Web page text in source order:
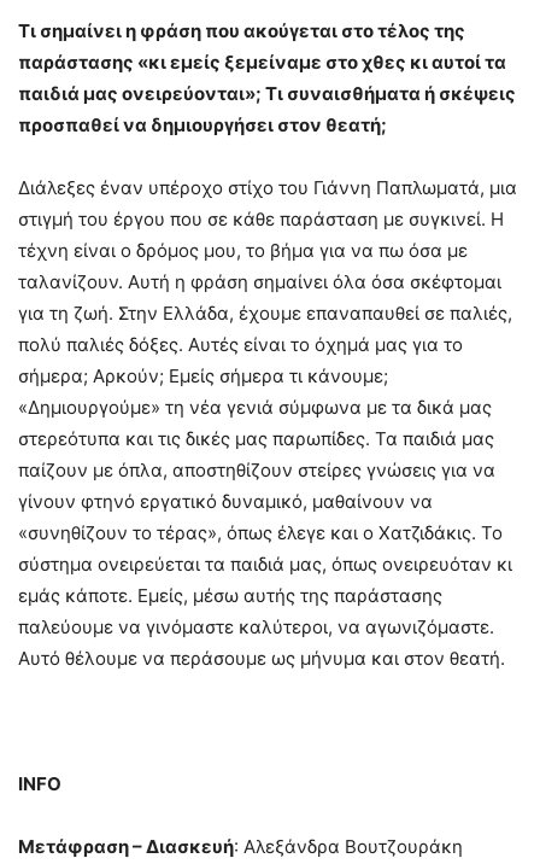
Τι σημαίνει η φράση που ακούγεται στο τέλος της
παράστασης «κι εμείς ξεμείναμε στο χθες κι αυτοί τα
παιδιά μας ονειρεύονται»; Τι συναισθήματα ή σκέψεις
προσπαθεί να δημιουργήσει στον θεατή;
Διάλεξες έναν υπέροχο στίχο του Γιάννη Παπλωματά, μια
στιγμή του έργου που σε κάθε παράσταση με συγκινεί. Η
τέχνη είναι ο δρόμος μου, το βήμα για να πω όσα με
ταλανίζουν. Αυτή η φράση σημαίνει όλα όσα σκέφτομαι
για τη ζωή. Στην Ελλάδα, έχουμε επαναπαυθεί σε παλιές,
πολύ παλιές δόξες. Αυτές είναι το όχημά μας για το
σήμερα; Αρκούν; Εμείς σήμερα τι κάνουμε;
«Δημιουργούμε» τη νέα γενιά σύμφωνα με τα δικά μας
στερεότυπα και τις δικές μας παρωπίδες. Τα παιδιά μας
παίζουν με όπλα, αποστηθίζουν στείρες γνώσεις για να
γίνουν φτηνό εργατικό δυναμικό, μαθαίνουν να
«συνηθίζουν το τέρας», όπως έλεγε και ο Χατζιδάκις. Το
σύστημα ονειρεύεται τα παιδιά μας, όπως ονειρευόταν κι
εμάς κάποτε. Εμείς, μέσω αυτής της παράστασης
παλεύουμε να γινόμαστε καλύτεροι, να αγωνιζόμαστε.
Αυτό θέλουμε να περάσουμε ως μήνυμα και στον θεατή.
INFO
Μετάφραση – Διασκευή: Αλεξάνδρα Βουτζουράκη